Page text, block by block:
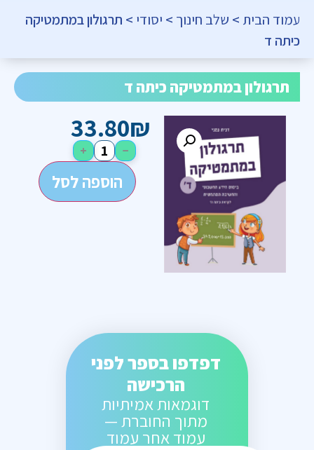
עמוד הבית > שלב חינוך > יסודי > תרגולון במתמטיקה
כיתה ד
תרגולון במתמטיקה כיתה ד
33.80₪
−
+
הוספה לסל
דפדפו בספר לפני
הרכישה
דוגמאות אמיתיות
מתוך החוברת —
עמוד אחר עמוד